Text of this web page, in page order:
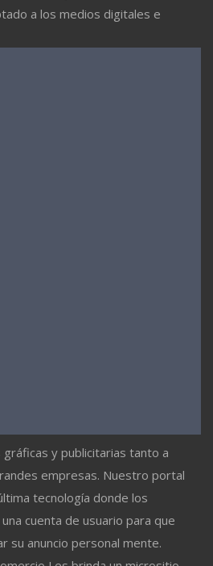
a los medios digitales e
gráficas y publicitarias tanto a
empresas. Nuestro portal
tecnología donde los
cuenta de usuario para que
su anuncio personal mente.